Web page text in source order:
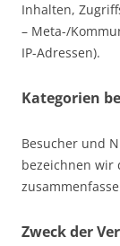
Inhalten,
– Meta-/
IP-Adressen).
Kategorien
Besucher und
bezeichnen wir
Zweck der